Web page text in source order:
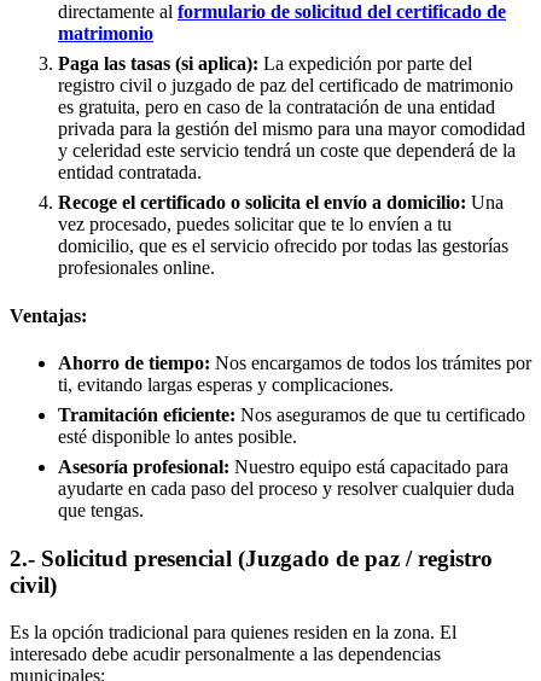
directamente al formulario de solicitud del certificado de
matrimonio
Paga las tasas (si aplica): La expedición por parte del
registro civil o juzgado de paz del certificado de matrimonio
es gratuita, pero en caso de la contratación de una entidad
privada para la gestión del mismo para una mayor comodidad
y celeridad este servicio tendrá un coste que dependerá de la
entidad contratada.
Recoge el certificado o solicita el envío a domicilio: Una
vez procesado, puedes solicitar que te lo envíen a tu
domicilio, que es el servicio ofrecido por todas las gestorías
profesionales online.
Ventajas:
Ahorro de tiempo: Nos encargamos de todos los trámites por
ti, evitando largas esperas y complicaciones.
Tramitación eficiente: Nos aseguramos de que tu certificado
esté disponible lo antes posible.
Asesoría profesional: Nuestro equipo está capacitado para
ayudarte en cada paso del proceso y resolver cualquier duda
que tengas.
2.- Solicitud presencial (Juzgado de paz / registro
civil)
Es la opción tradicional para quienes residen en la zona. El
interesado debe acudir personalmente a las dependencias
municipales: